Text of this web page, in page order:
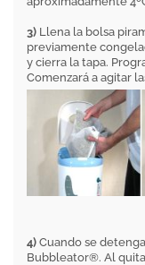
3) Llena la bolsa
previamente
y cierra la tapa.
Comenzará a agitar
4) Cuando se
Bubbleator®. Al